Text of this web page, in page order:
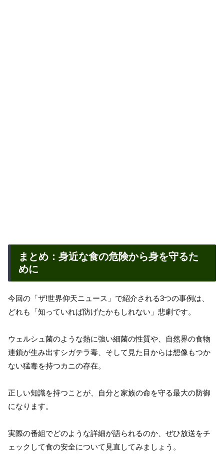
まとめ：身近な食の危険から身を守るた
めに
今回の「ザ!世界仰天ニュース」で紹介される3つの事例は、
どれも「知っていれば防げたかもしれない」悲劇です。
ウェルシュ菌のような熱に強い細菌の性質や、自然界の食物
連鎖が生み出すシガテラ毒、そして見た目からは想像もつか
ない猛毒を持つカニの存在。
正しい知識を持つことが、自分と家族の命を守る最大の防御
になります。
実際の番組でどのような詳細が語られるのか、ぜひ放送をチ
ェックして食の安全について見直してみましょう。